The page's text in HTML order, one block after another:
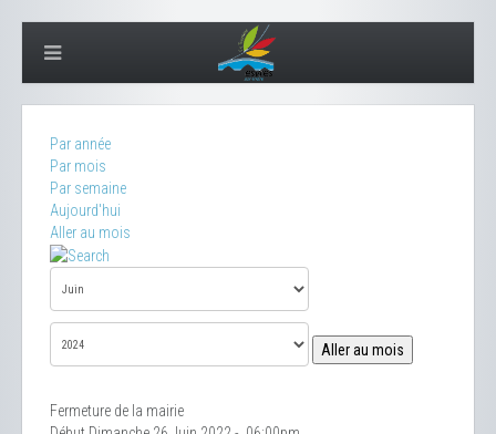
Par année
Par mois
Par semaine
Aujourd'hui
Aller au mois
Aller au mois
Fermeture de la mairie